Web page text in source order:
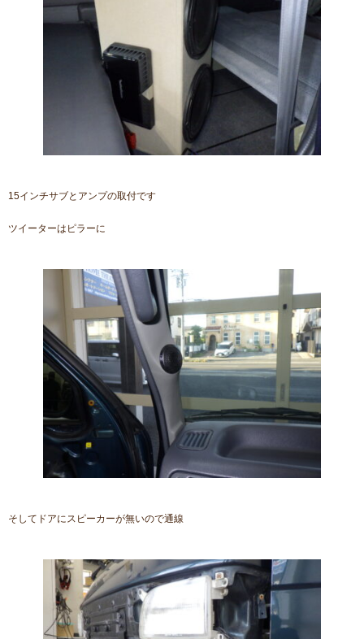
15インチサブとアンプの取付です
ツイーターはピラーに
そしてドアにスピーカーが無いので通線